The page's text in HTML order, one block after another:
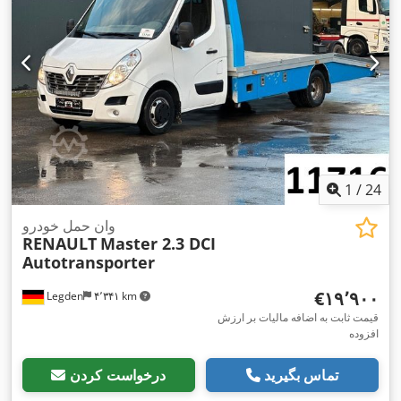
کیلومتر/ساعت
, تعداد تخت‌خواب:۱, تجهیزات:اتصال یدک‌کش,
اِی‌بی‌اِس‎, تهویه مطبوع, رایانه‌ی روی برد, سیستم ایموبیلایزر, قفل
دیفرانسیل, چراغ‌های جلو اضافی, کروز کنترل,
1 /24
Legden ۴٬۳۴۱ km
وان حمل خودرو
RENAULT Master 2.3 DCI
Autotransporter
‎€۱۹٬۹۰۰
قیمت ثابت به اضافه مالیات بر ارزش
افزوده
درخواست کردن تماس بگیرید